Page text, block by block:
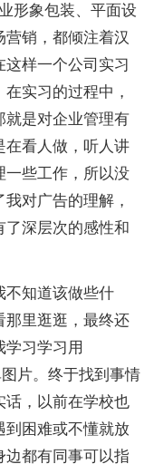
形象包装、平面设
销，都倾注着汉
样一个公司实习
实习的过程中，
就是对企业管理有
在看人做，听人讲
一些工作，所以没
对广告的理解，
了深层次的感性和
知道该做些什
那里逛逛，最终还
学习学习用
片。终于找到事情
话，以前在学校也
到困难或不懂就放
边都有同事可以指